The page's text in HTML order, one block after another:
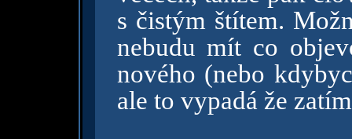
s čistým štítem.
nebudu mít co
nového (nebo
ale to vypadá že